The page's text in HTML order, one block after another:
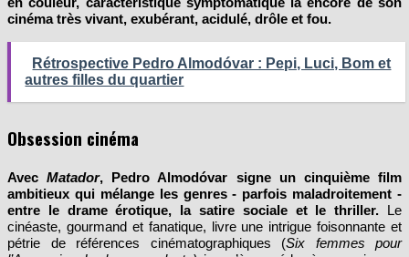
cinéma très vivant, exubérant, acidulé, drôle et fou.
Rétrospective Pedro Almodóvar : Pepi, Luci, Bom et
autres filles du quartier
Obsession cinéma
AvecMatador, Pedro Almodóvar signe un cinquième film
ambitieux qui mélange les genres - parfois maladroitement -
entre le drame érotique, la satire sociale et le thriller. Le
cinéaste, gourmand et fanatique, livre une intrigue foisonnante et
pétrie de références cinématographiques (Six femmes pour